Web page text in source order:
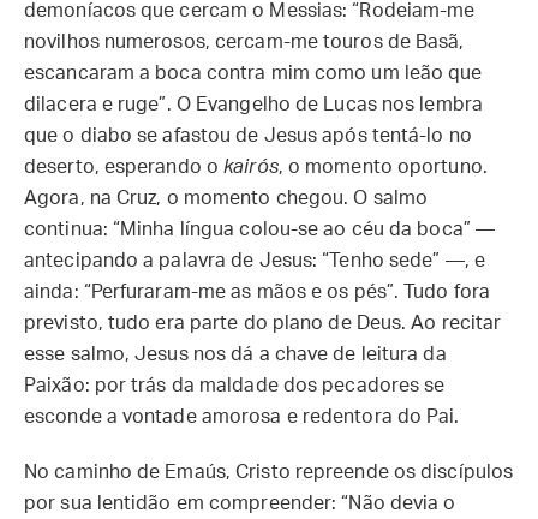
demoníacos que cercam o Messias: “Rodeiam-me
novilhos numerosos, cercam-me touros de Basã,
escancaram a boca contra mim como um leão que
dilacera e ruge”. O Evangelho de Lucas nos lembra
que o diabo se afastou de Jesus após tentá-lo no
deserto, esperando okairós, o momento oportuno.
Agora, na Cruz, o momento chegou. O salmo
continua: “Minha língua colou-se ao céu da boca” —
antecipando a palavra de Jesus: “Tenho sede” —, e
ainda: “Perfuraram-me as mãos e os pés”. Tudo fora
previsto, tudo era parte do plano de Deus. Ao recitar
esse salmo, Jesus nos dá a chave de leitura da
Paixão: por trás da maldade dos pecadores se
esconde a vontade amorosa e redentora do Pai.
No caminho de Emaús, Cristo repreende os discípulos
por sua lentidão em compreender: “Não devia o